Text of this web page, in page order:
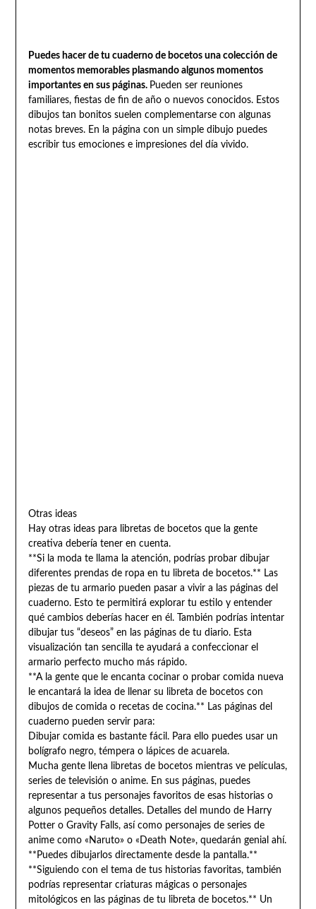
Puedes hacer de tu cuaderno de bocetos una colección de
momentos memorables plasmando algunos momentos
importantes en sus páginas. Pueden ser reuniones
familiares, fiestas de fin de año o nuevos conocidos. Estos
dibujos tan bonitos suelen complementarse con algunas
notas breves. En la página con un simple dibujo puedes
escribir tus emociones e impresiones del día vivido.
Otras ideas
Hay otras ideas para libretas de bocetos que la gente
creativa debería tener en cuenta.
**Si la moda te llama la atención, podrías probar dibujar
diferentes prendas de ropa en tu libreta de bocetos.** Las
piezas de tu armario pueden pasar a vivir a las páginas del
cuaderno. Esto te permitirá explorar tu estilo y entender
qué cambios deberías hacer en él. También podrías intentar
dibujar tus “deseos” en las páginas de tu diario. Esta
visualización tan sencilla te ayudará a confeccionar el
armario perfecto mucho más rápido.
**A la gente que le encanta cocinar o probar comida nueva
le encantará la idea de llenar su libreta de bocetos con
dibujos de comida o recetas de cocina.** Las páginas del
cuaderno pueden servir para:
Dibujar comida es bastante fácil. Para ello puedes usar un
bolígrafo negro, témpera o lápices de acuarela.
Mucha gente llena libretas de bocetos mientras ve películas,
series de televisión o anime. En sus páginas, puedes
representar a tus personajes favoritos de esas historias o
algunos pequeños detalles. Detalles del mundo de Harry
Potter o Gravity Falls, así como personajes de series de
anime como «Naruto» o «Death Note», quedarán genial ahí.
**Puedes dibujarlos directamente desde la pantalla.**
**Siguiendo con el tema de tus historias favoritas, también
podrías representar criaturas mágicas o personajes
mitológicos en las páginas de tu libreta de bocetos.** Un